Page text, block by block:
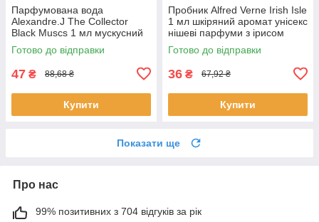
Парфумована вода
Alexandre.J The Collector
Black Muscs 1 мл мускусний
деревний унісекс нішевий
аромат
Готово до відправки
47 ₴ 88,68 ₴
Купити
Пробник Alfred Verne Irish Isle
1 мл шкіряний аромат унісекс
нішеві парфуми з ірисом
Альфред Верн розпив
Готово до відправки
36 ₴ 67,92 ₴
Купити
Показати ще
Про нас
99% позитивних з 704 відгуків за рік